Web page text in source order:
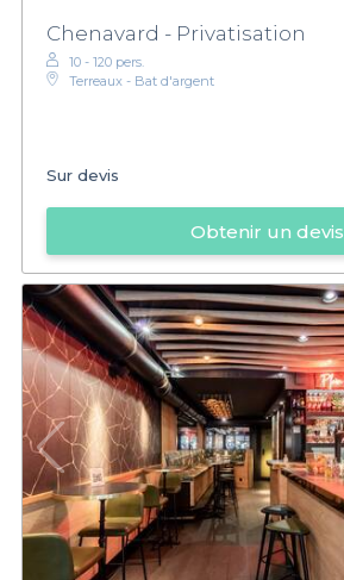
Chenavard - Privatisation
10 - 120 pers.
Terreaux - Bat d'argent
Sur devis
Obtenir un devis